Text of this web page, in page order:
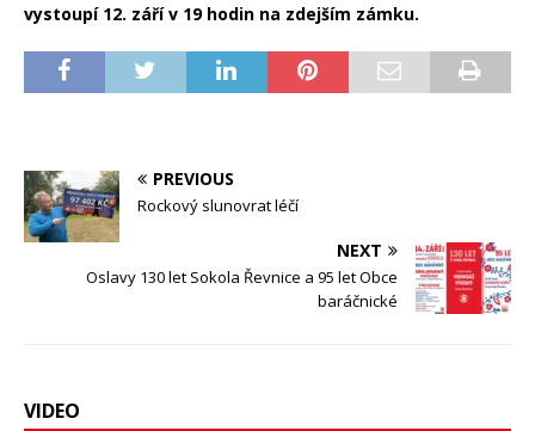
vystoupí 12. září v 19 hodin na zdejším zámku.
PREVIOUS
Rockový slunovrat léčí
NEXT
Oslavy 130 let Sokola Řevnice a 95 let Obce
baráčnické
VIDEO